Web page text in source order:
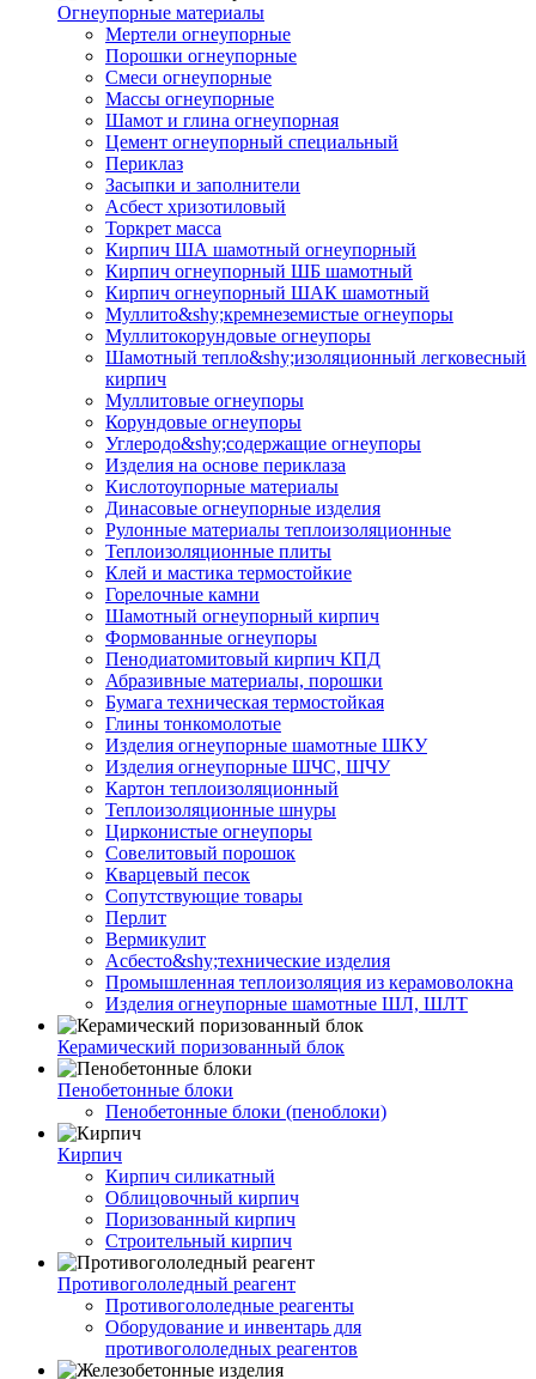
Огнеупорные материалы
Мертели огнеупорные
Порошки огнеупорные
Смеси огнеупорные
Массы огнеупорные
Шамот и глина огнеупорная
Цемент огнеупорный специальный
Периклаз
Засыпки и заполнители
Асбест хризотиловый
Торкрет масса
Кирпич ША шамотный огнеупорный
Кирпич огнеупорный ШБ шамотный
Кирпич огнеупорный ШАК шамотный
Муллито&shy;­кремнеземистые огнеупоры
Муллито­корундовые огнеупоры
Шамотный тепло&shy;изоляционный легковесный
кирпич
Муллитовые огнеупоры
Корундовые огнеупоры
Углеродо&shy;содержащие огнеупоры
Изделия на основе периклаза
Кислотоупорные материалы
Динасовые огнеупорные изделия
Рулонные материалы теплоизоляционные
Тепло­изоляционные плиты
Клей и мастика термостойкие
Горелочные камни
Шамотный огнеупорный кирпич
Формованные огнеупоры
Пенодиатомитовый кирпич КПД
Абразивные материалы, порошки
Бумага техническая термостойкая
Глины тонкомолотые
Изделия огнеупорные шамотные ШКУ
Изделия огнеупорные ШЧС, ШЧУ
Картон теплоизоляционный
Теплоизоляционные шнуры
Цирконистые огнеупоры
Совелитовый порошок
Кварцевый песок
Сопутствующие товары
Перлит
Вермикулит
Асбесто&shy;технические изделия
Промышленная теплоизоляция из керамоволокна
Изделия огнеупорные шамотные ШЛ, ШЛТ
Керамический поризованный блок
Пенобетонные блоки
Пенобетонные блоки (пеноблоки)
Кирпич
Кирпич силикатный
Облицовочный кирпич
Поризованный кирпич
Строительный кирпич
Противогололедный реагент
Противогололедные реагенты
Оборудование и инвентарь для
противогололедных реагентов